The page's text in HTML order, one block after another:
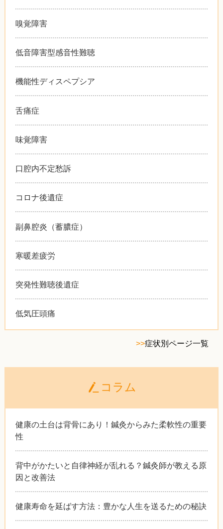
嗅覚障害
低音障害型感音性難聴
機能性ディスペプシア
舌痛症
味覚障害
口腔内不定愁訴
コロナ後遺症
副鼻腔炎（蓄膿症）
寒暖差疲労
突発性難聴後遺症
低気圧頭痛
>>症状別ページ一覧
コラム
健康の土台は背骨にあり！鍼灸からみた柔軟性の重要
性
背中がかたいと自律神経が乱れる？鍼灸師が教える原
因と改善法
健康寿命を延ばす方法：豊かな人生を送るための秘訣